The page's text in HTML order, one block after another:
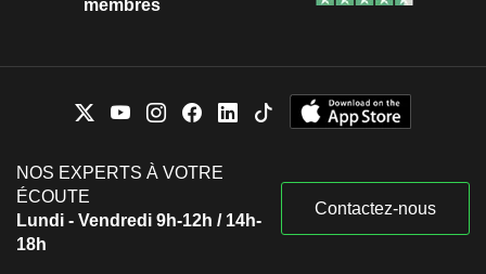
membres
NOS EXPERTS À VOTRE
ÉCOUTE
Lundi - Vendredi 9h-12h / 14h-
18h
Contactez-nous